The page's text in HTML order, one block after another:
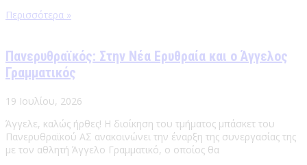
Περισσότερα »
Πανερυθραϊκός: Στην Νέα Ερυθραία και ο Άγγελος
Γραμματικός
19 Ιουλίου, 2026
Άγγελε, καλώς ήρθες! Η διοίκηση του τμήματος μπάσκετ του
Πανερυθραϊκού ΑΣ ανακοινώνει την έναρξη της συνεργασίας της
με τον αθλητή Άγγελο Γραμματικό, ο οποίος θα